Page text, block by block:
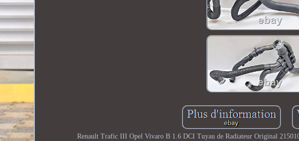
Renault Trafic III Opel Vivaro B 1.6 DCI Tuyau de Radiateur Original